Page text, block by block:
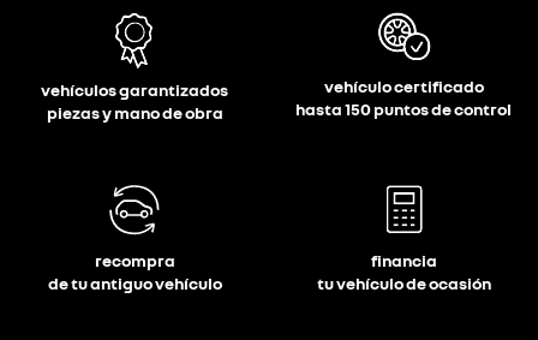
vehículos garantizados
piezas y mano de obra
vehículo certificado
hasta 150 puntos de control
recompra
de tu antiguo vehículo
financia
tu vehículo de ocasión